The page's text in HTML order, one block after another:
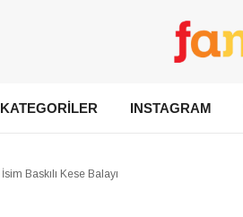
KATEGORİLER INSTAGRAM
İsim Baskılı Kese Balayı